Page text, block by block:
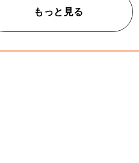
もっと見る